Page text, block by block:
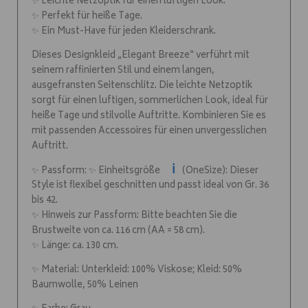
✨ Perfekt für heiße Tage.
✨ Ein Must-Have für jeden Kleiderschrank.
Dieses Designkleid „Elegant Breeze“ verführt mit
seinem raffinierten Stil und einem langen,
ausgefransten Seitenschlitz. Die leichte Netzoptik
sorgt für einen luftigen, sommerlichen Look, ideal für
heiße Tage und stilvolle Auftritte. Kombinieren Sie es
mit passenden Accessoires für einen unvergesslichen
Auftritt.
✨ Passform: ✨ Einheitsgröße
ℹ️ (OneSize): Dieser
Style ist flexibel geschnitten und passt ideal von Gr. 36
bis 42.
✨ Hinweis zur Passform: Bitte beachten Sie die
Brustweite von ca. 116 cm (AA = 58 cm).
✨ Länge: ca. 130 cm.
✨ Material: Unterkleid: 100% Viskose; Kleid: 50%
Baumwolle, 50% Leinen